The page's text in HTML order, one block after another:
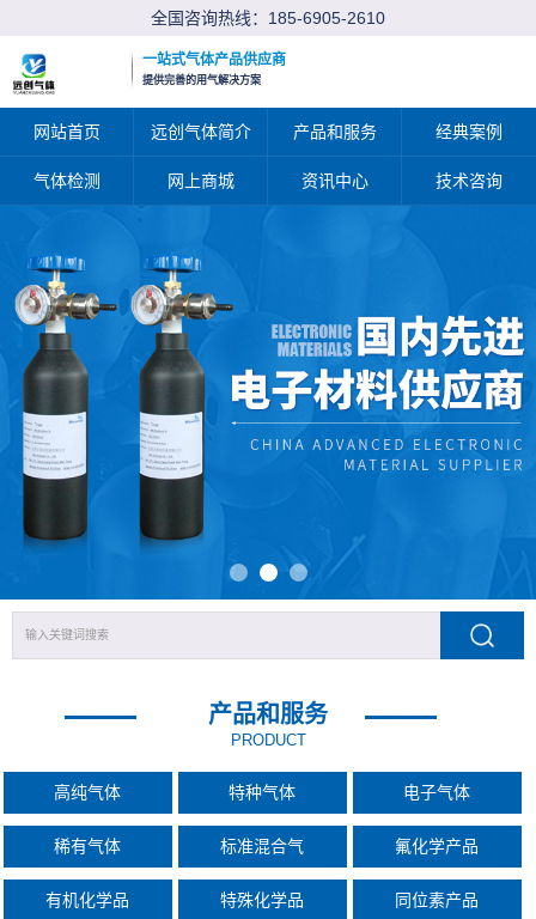
全国咨询热线： 185-6905-2610
一站式气体产品供应商
提供完善的用气解决方案
网站首页 远创气体简介 产品和服务 经典案例
气体检测 网上商城 资讯中心 技术咨询
产品和服务
PRODUCT
高纯气体 特种气体 电子气体
稀有气体 标准混合气 氟化学产品
有机化学品 特殊化学品 同位素产品